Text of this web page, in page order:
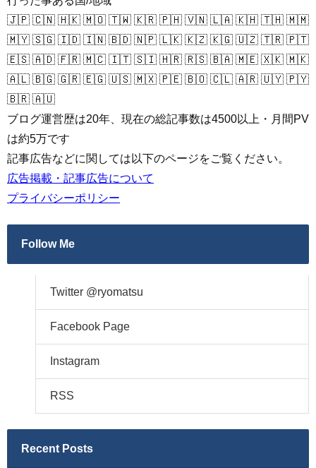
🇯🇵 🇨🇳 🇭🇰 🇲🇴 🇹🇼 🇰🇷 🇵🇭 🇻🇳 🇱🇦 🇰🇭 🇹🇭 🇲🇲
🇲🇾 🇸🇬 🇮🇩 🇮🇳 🇧🇩 🇳🇵 🇱🇰 🇰🇿 🇰🇬 🇺🇿 🇹🇷 🇵🇹
🇪🇸 🇦🇩 🇫🇷 🇲🇨 🇮🇹 🇸🇮 🇭🇷 🇷🇸 🇧🇦 🇲🇪 🇽🇰 🇲🇰
🇦🇱 🇧🇬 🇬🇷 🇪🇬 🇺🇸 🇲🇽 🇵🇪 🇧🇴 🇨🇱 🇦🇷 🇺🇾 🇵🇾
🇧🇷 🇦🇺
ブログ運営歴は20年、現在の総記事数は4500以上・月間PV
は約5万です
記事広告などに関しては以下のページをご覧ください。
広告掲載・記事広告について
プライバシーポリシー
Follow Me
Twitter @ryomatsu
Facebook Page
Instagram
RSS
Recent Posts